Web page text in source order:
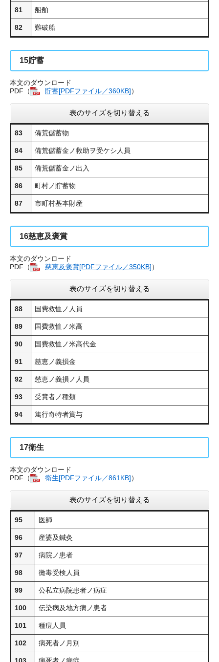
81 船舶
82 難破船
15貯蓄
本文のダウンロード
PDF（
貯蓄​[PDFファイル／360KB]）
表のサイズを切り替える
83 備荒儲蓄物
84 備荒儲蓄金ノ救助ヲ受ケシ人員
85 備荒儲蓄金ノ出入
86 町村ノ貯蓄物
87 市町村基本財産
16慈恵及褒賞
本文のダウンロード
PDF（
慈恵及褒賞​[PDFファイル／350KB]）
表のサイズを切り替える
88 国費救恤ノ人員
89 国費救恤ノ米高
90 国費救恤ノ米高代金
91 慈恵ノ義損金
92 慈恵ノ義損ノ人員
93 受賞者ノ種類
94 篤行奇特者賞与
17衛生
本文のダウンロード
PDF（
衛生[PDFファイル／861KB]）
表のサイズを切り替える
95 医師
96 産婆及鍼灸
97 病院ノ患者
98 黴毒受検人員
99 公私立病院患者ノ病症
100 伝染病及地方病ノ患者
101 種痘人員
102 病死者ノ月別